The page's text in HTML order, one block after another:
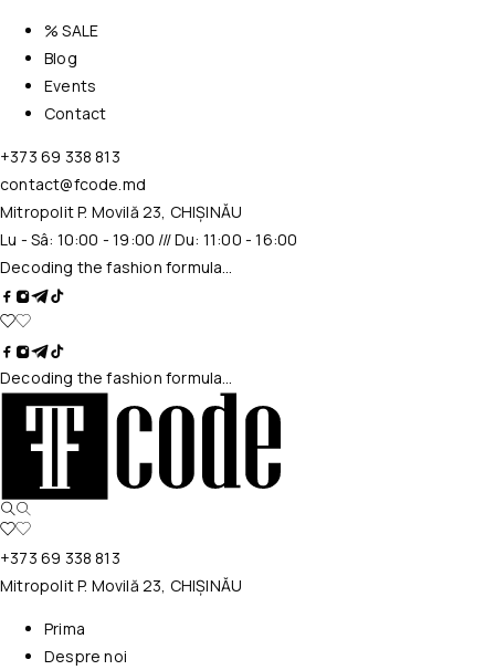
% SALE
Blog
Events
Contact
+373 69 338 813
contact@fcode.md
Mitropolit P. Movilă 23, CHIȘINĂU
Lu - Sâ: 10:00 - 19:00 /// Du: 11:00 - 16:00
Decoding the fashion formula…
Decoding the fashion formula…
+373 69 338 813
Mitropolit P. Movilă 23, CHIȘINĂU
Prima
Despre noi